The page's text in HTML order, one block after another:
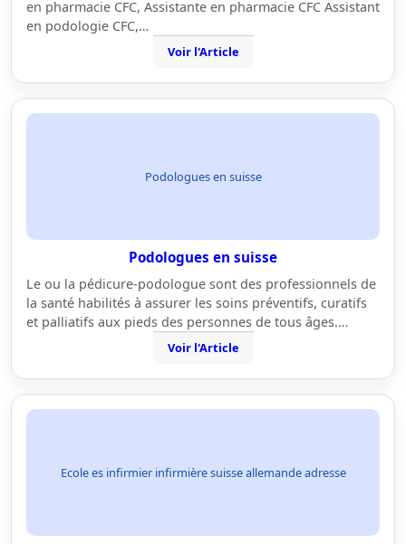
en pharmacie CFC, Assistante en pharmacie CFC Assistant
en podologie CFC,…
Voir l'Article
Podologues en suisse
Podologues en suisse
Le ou la pédicure-podologue sont des professionnels de
la santé habilités à assurer les soins préventifs, curatifs
et palliatifs aux pieds des personnes de tous âges.…
Voir l'Article
Ecole es infirmier infirmière suisse allemande adresse